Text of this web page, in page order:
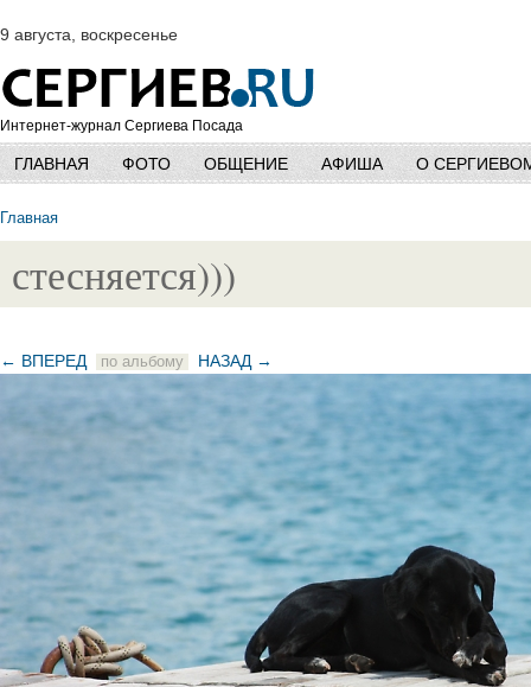
9 августа, воскресенье
Интернет-журнал Сергиева Посада
ГЛАВНАЯ ФОТО ОБЩЕНИЕ АФИША О
Главная
стесняется)))
← ВПЕРЕД по альбому НАЗАД →